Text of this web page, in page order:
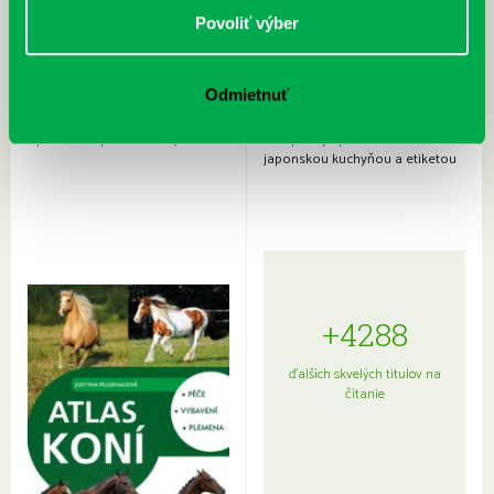
Povoliť výber
Odmietnuť
Sprievodca po hviezdnej oblohe
kompletný sprievodca
japonskou kuchyňou a etiketou
+4288
ďalších skvelých titulov na
čítanie